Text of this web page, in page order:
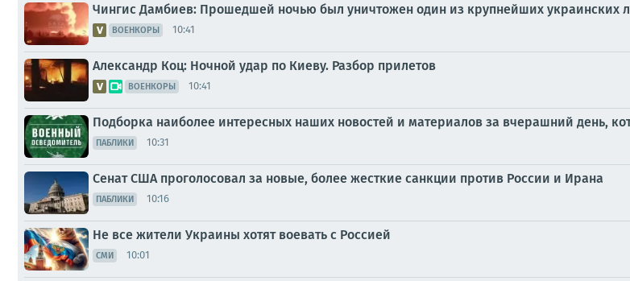
Чингис Дамбиев: Прошедшей ночью был уничтожен один из крупнейших украинских
ВОЕНКОРЫ 10:41
Александр Коц: Ночной удар по Киеву. Разбор прилетов
ВОЕНКОРЫ 10:41
Подборка наиболее интересных наших новостей и материалов за вчерашний день,
ПАБЛИКИ 10:31
Сенат США проголосовал за новые, более жесткие санкции против России и Ирана
ПАБЛИКИ 10:16
Не все жители Украины хотят воевать с Россией
СМИ 10:01